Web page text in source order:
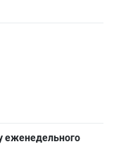
еженедельного